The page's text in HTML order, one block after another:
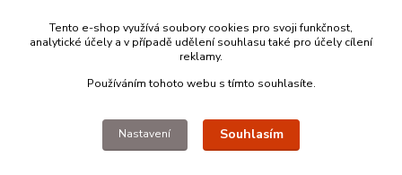
mara@elektro-naradi.cz
Upravit sběr cookies.
Tento e-shop využívá soubory cookies pro svoji funkčnost,
analytické účely a v případě udělení souhlasu také pro účely cílení
reklamy.
Používáním tohoto webu s tímto souhlasíte.
Nastavení Souhlasím